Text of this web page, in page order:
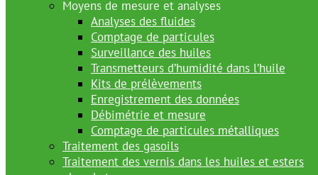
Moyens de mesure et analyses
Analyses des fluides
Comptage de particules
Surveillance des huiles
Transmetteurs d’humidité dans l’huile
Kits de prélèvements
Enregistrement des données
Débimétrie et mesure
Comptage de particules métalliques
Traitement des gasoils
Traitement des vernis dans les huiles et esters